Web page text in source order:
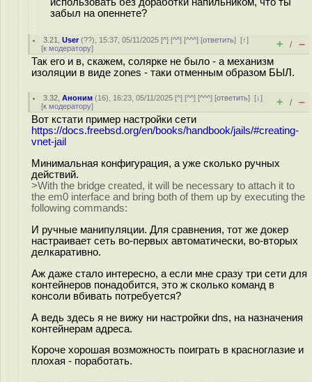
забыл на опеннете?
3.21 ,User(??), 15:37, 05/11/2025 [^] [^^] [^^^] [ответить][↑]
[к модератору] + / –
Так его и в, скажем, солярке не было - а механизм
изоляции в виде zones - таки отменным образом БЫЛ.
3.32 ,Аноним (16), 16:23, 05/11/2025 [^] [^^] [^^^] [ответить][↓]
[к модератору] + / –
Вот кстати пример настройки сети
https://docs.freebsd.org/en/books/handbook/jails/#creating-
vnet-jail
Минимальная конфигурация, а уже сколько ручных
действий.
>With the bridge created, it will be necessary to attach it to
the em0 interface and bring both of them up by executing the
following commands:
И ручные манипуляции. Для сравнения, тот же докер
настраивает сеть во-первых автоматически, во-вторых
делкаративно.
Аж даже стало интересно, а если мне сразу три сети для
контейнеров понадобится, это ж сколько команд в
консоли вбивать потребуется?
А ведь здесь я не вижу ни настройки dns, на назначения
контейнерам адреса.
Короче хорошая возможность поиграть в красноглазие и
плохая - поработать.